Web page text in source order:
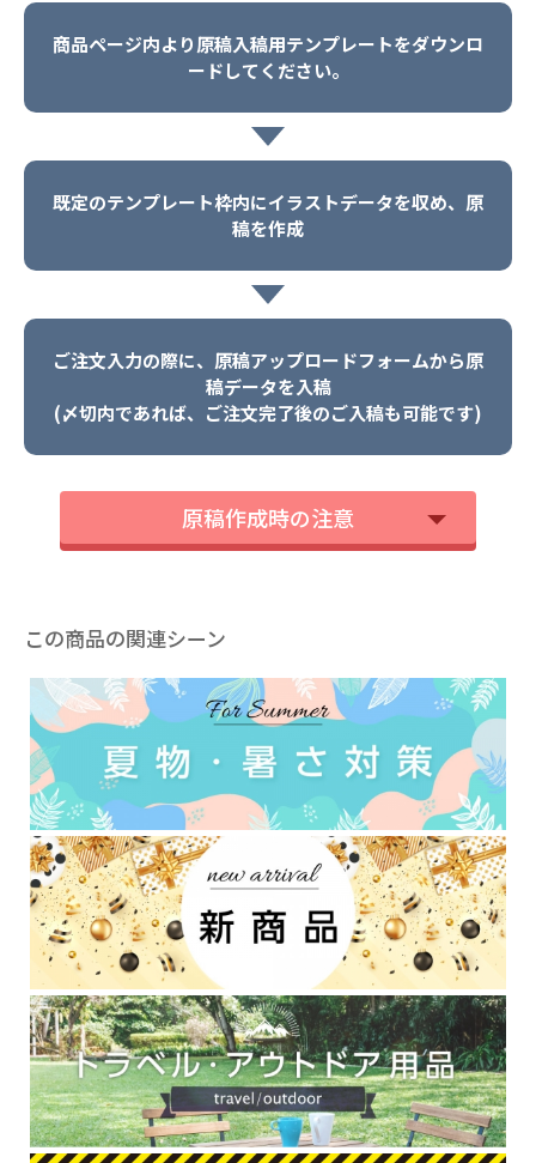
商品ページ内より原稿入稿用テンプレートをダウンロ
ードしてください。
既定のテンプレート枠内にイラストデータを収め、原
稿を作成
ご注文入力の際に、原稿アップロードフォームから原
稿データを入稿
(〆切内であれば、ご注文完了後のご入稿も可能です)
原稿作成時の注意
この商品の関連シーン